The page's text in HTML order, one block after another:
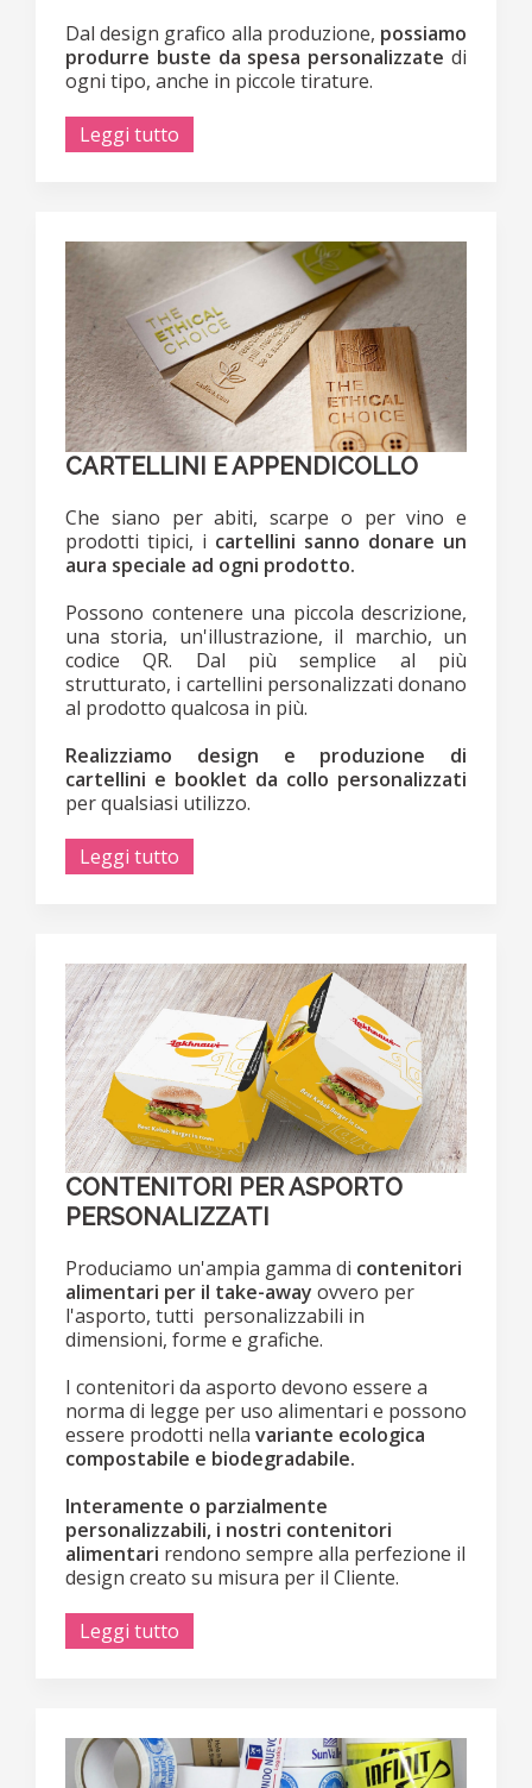
Dal design grafico alla produzione, possiamo
produrre buste da spesa personalizzate di
ogni tipo, anche in piccole tirature.
Leggi tutto
CARTELLINI E APPENDICOLLO
Che siano per abiti, scarpe o per vino e
prodotti tipici, i cartellini sanno donare un
aura speciale ad ogni prodotto.
Possono contenere una piccola descrizione,
una storia, un'illustrazione, il marchio, un
codice QR. Dal più semplice al più
strutturato, i cartellini personalizzati donano
al prodotto qualcosa in più.
Realizziamo design e produzione di
cartellini e booklet da collo personalizzati
per qualsiasi utilizzo.
Leggi tutto
CONTENITORI PER ASPORTO
PERSONALIZZATI
Produciamo un'ampia gamma di contenitori
alimentari per il take-away ovvero per
l'asporto, tutti personalizzabili in
dimensioni, forme e grafiche.
I contenitori da asporto devono essere a
norma di legge per uso alimentari e possono
essere prodotti nella variante ecologica
compostabile e biodegradabile.
Interamente o parzialmente
personalizzabili, i nostri contenitori
alimentari rendono sempre alla perfezione il
design creato su misura per il Cliente.
Leggi tutto